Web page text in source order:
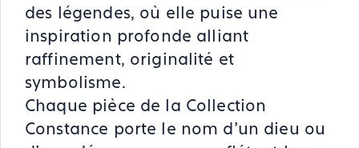
des légendes, où elle puise une
inspiration profonde alliant
raffinement, originalité et
symbolisme.
Chaque pièce de la Collection
Constance porte le nom d’un dieu ou